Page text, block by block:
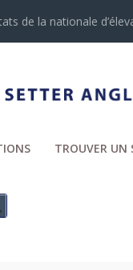
de la nationale
TROUVER UN